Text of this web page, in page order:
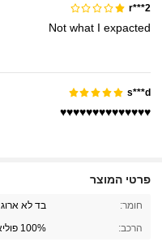
r***2
Not what I expacted
s***d
♥️♥️♥️♥️♥️♥️♥️♥️♥️♥️♥️♥️♥️♥️
פרטי המוצר
חומר: בד לא ארוג
הרכב: 100% פוליאמיד